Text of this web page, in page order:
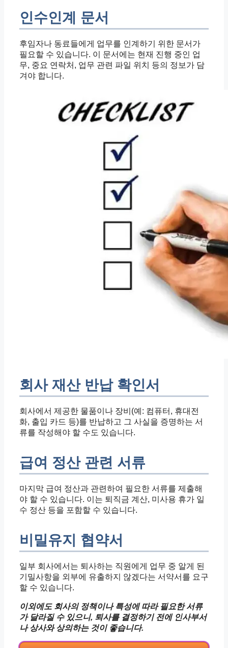
인수인계 문서
후임자나 동료들에게 업무를 인계하기 위한 문서가
필요할 수 있습니다. 이 문서에는 현재 진행 중인 업
무, 중요 연락처, 업무 관련 파일 위치 등의 정보가 담
겨야 합니다.
회사 재산 반납 확인서
회사에서 제공한 물품이나 장비(예: 컴퓨터, 휴대전
화, 출입 카드 등)를 반납하고 그 사실을 증명하는 서
류를 작성해야 할 수도 있습니다.
급여 정산 관련 서류
마지막 급여 정산과 관련하여 필요한 서류를 제출해
야 할 수 있습니다. 이는 퇴직금 계산, 미사용 휴가 일
수 정산 등을 포함할 수 있습니다.
비밀유지 협약서
일부 회사에서는 퇴사하는 직원에게 업무 중 알게 된
기밀사항을 외부에 유출하지 않겠다는 서약서를 요구
할 수 있습니다.
이외에도 회사의 정책이나 특성에 따라 필요한 서류
가 달라질 수 있으니, 퇴사를 결정하기 전에 인사부서
나 상사와 상의하는 것이 좋습니다.